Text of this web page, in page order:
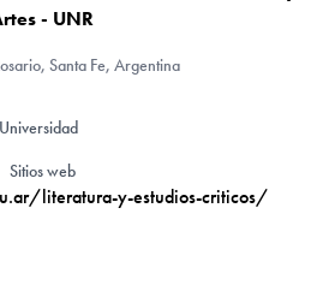
- UNR
Santa Fe, Argentina
Universidad
Sitios web
literatura-y-estudios-criticos/